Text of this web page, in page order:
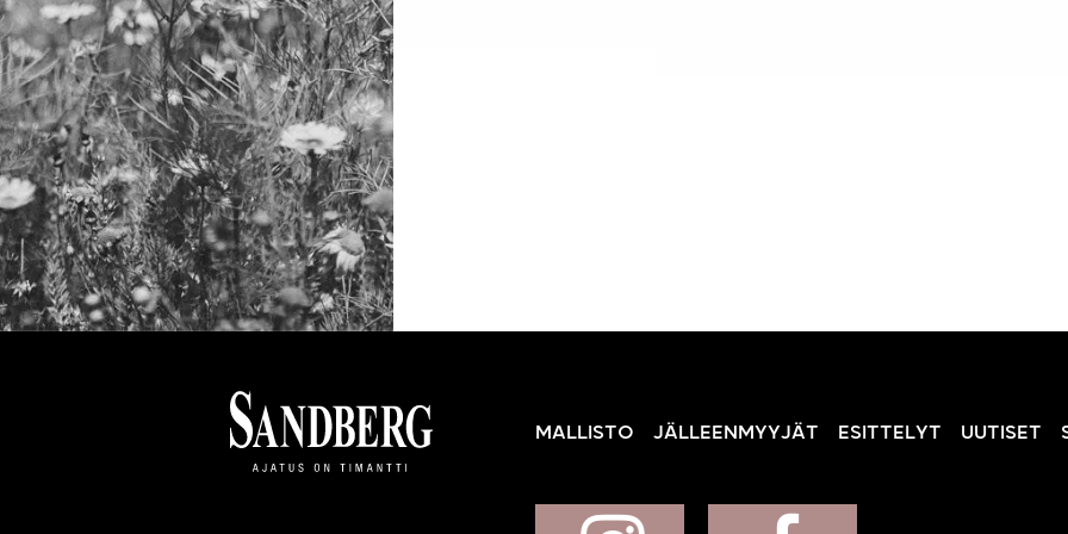
MALLISTO JÄLLEENMYYJÄT ESITTELYT UUTISET